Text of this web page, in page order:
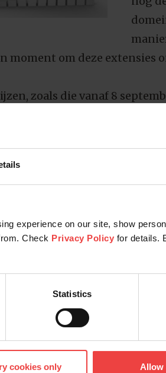
experience on our site, show
Check Privacy Policy for details.
Statistics
cookies only Allow
moment om deze extensies
zoals die vanaf 8
in de
in het Openprovider
de overige Uniregistry-
prijswijzigingen staat
links voor de overige